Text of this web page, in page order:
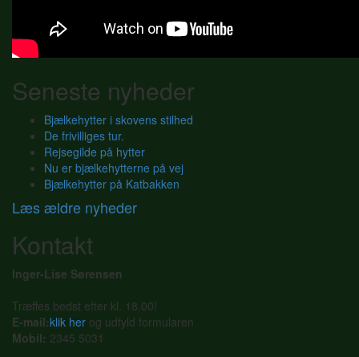
Seneste nyheder
Bjælkehytter i skovens stilhed
De frivilliges tur.
Rejsegilde på hytter
Nu er bjælkehytterne på vej
Bjælkehytter på Katbakken
Læs ældre nyheder
Kontakt
Inger-Lise Sørensen
Træffes bedst efter kl. 18.00!
E-mail:klik her og udfyld formularen
Mobil: 2345 5031